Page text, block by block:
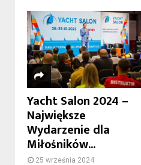
Yacht Salon 2024 –
Największe
Wydarzenie dla
Miłośników...
25 września 2024